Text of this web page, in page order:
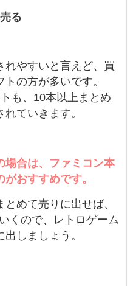
る
れやすいと言えど、買
の方が多いです。
も、10本以上まとめ
ていきます。
場合は、ファミコン本
おすすめです。
めて売りに出せば、
くので、レトロゲーム
しましょう。